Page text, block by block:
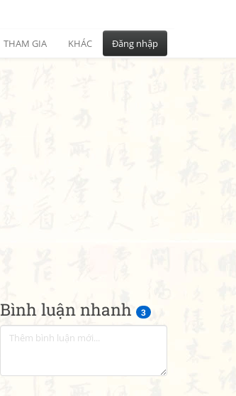
THAM GIA KHÁC Đăng nhập
Bình luận nhanh 3